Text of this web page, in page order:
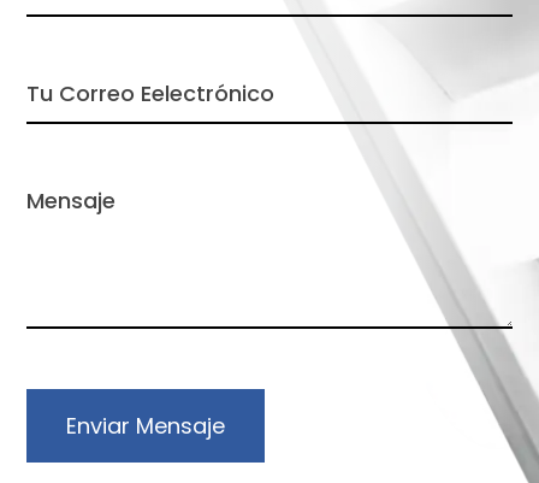
Enviar Mensaje